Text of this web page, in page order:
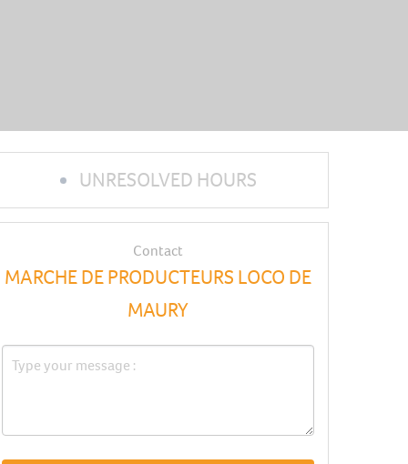
UNRESOLVED HOURS
Contact
MARCHE DE PRODUCTEURS LOCO DE
MAURY